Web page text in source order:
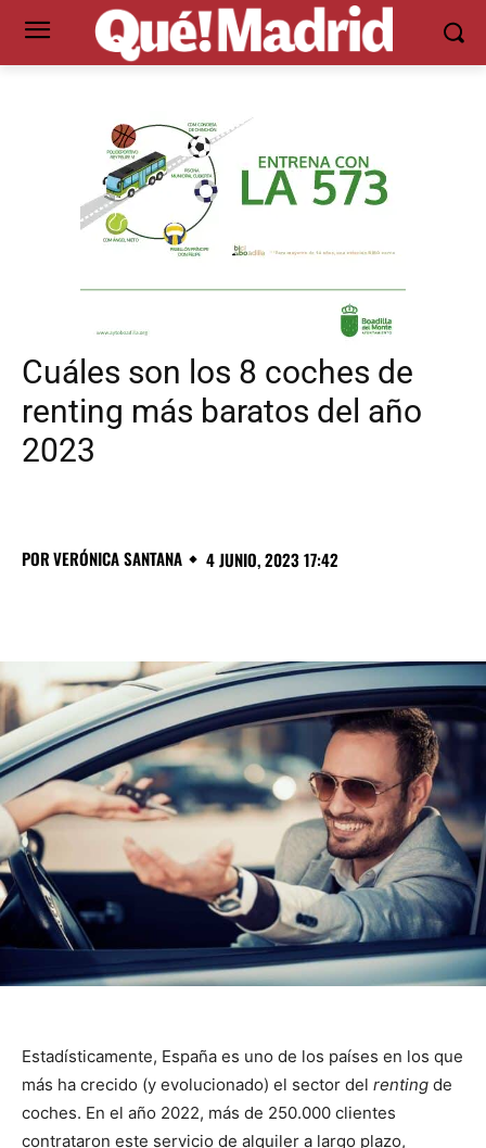
Cuáles son los 8 coches de
renting más baratos del año
2023
PORVERÓNICA SANTANA 4 JUNIO, 2023 17:42
Estadísticamente, España es uno de los países en los que
más ha crecido (y evolucionado) el sector del renting de
coches. En el año 2022, más de 250.000 clientes
contrataron este servicio de alquiler a largo plazo,